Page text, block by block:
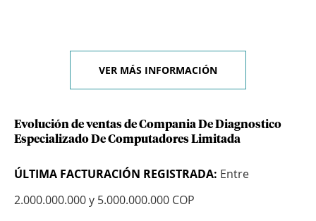
VER MÁS INFORMACIÓN
Evolución de ventas de Compania De Diagnostico
Especializado De Computadores Limitada
ÚLTIMA FACTURACIÓN REGISTRADA: Entre
2.000.000.000 y 5.000.000.000 COP